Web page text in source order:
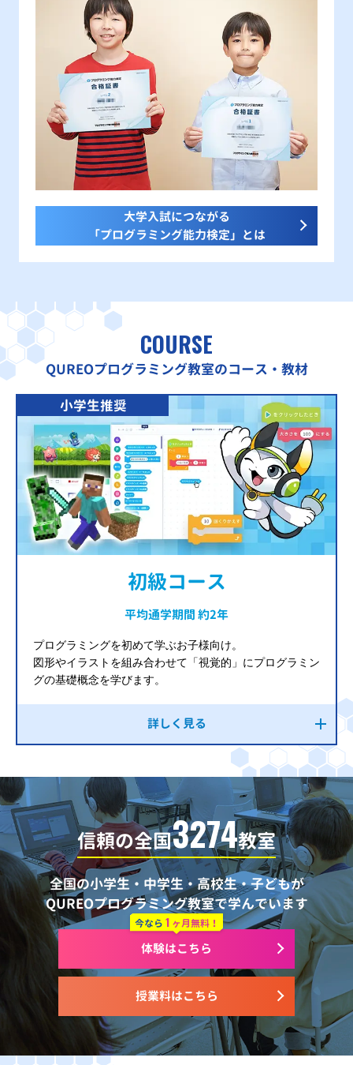
大学入試につながる
「プログラミング能力検定」とは
COURSE
QUREOプログラミング教室のコース・教材
小学生推奨
初級コース
平均通学期間 約2年
プログラミングを初めて学ぶお子様向け。
図形やイラストを組み合わせて「視覚的」にプログラミン
グの基礎概念を学びます。
詳しく見る
信頼の全国3274教室
全国の小学生・中学生・高校生・子どもが
QUREOプログラミング教室で学んでいます
授業料はこちら
今なら 1 ヶ月無料！
体験はこちら